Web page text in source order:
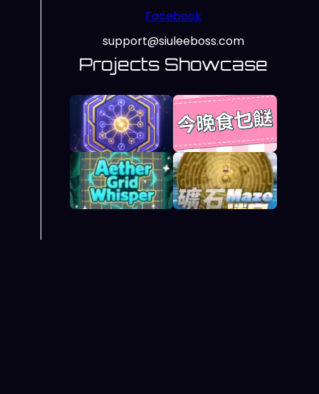
Facebook
support@siuleeboss.com
Projects Showcase